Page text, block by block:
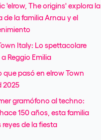
'elrow, The origins' explora la
de la familia Arnau y el
Italy: Lo spettacolare
Reggio Emilia
que pasó en elrow Town
2025
gramófono al techno:
150 años, esta familia
reyes de la fiesta